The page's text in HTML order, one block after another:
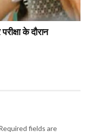
के दौरान
fields are